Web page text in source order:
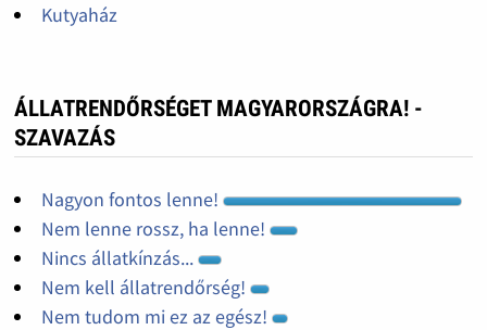
Kutyaház
ÁLLATRENDŐRSÉGET MAGYARORSZÁGRA! -
SZAVAZÁS
Nagyon fontos lenne!
Nem lenne rossz, ha lenne!
Nincs állatkínzás...
Nem kell állatrendőrség!
Nem tudom mi ez az egész!